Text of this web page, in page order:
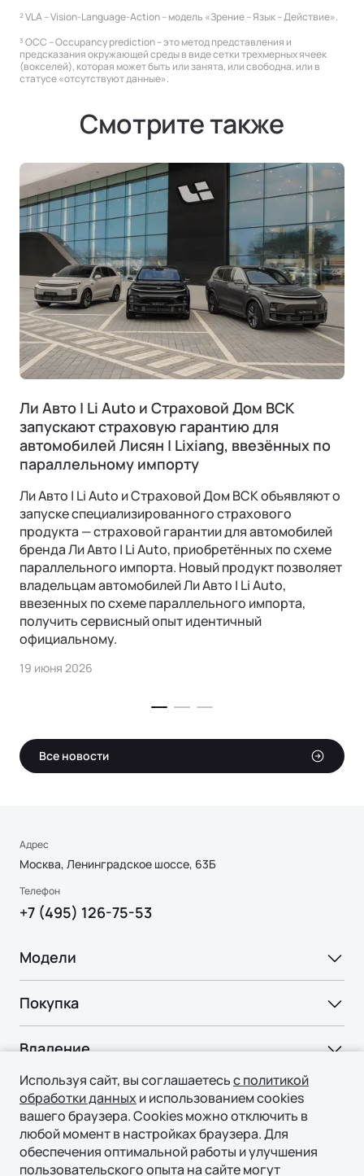
² VLA – Vision-Language-Action – модель «Зрение – Язык – Действие».
³ OCC – Occupancy prediction – это метод представления и
предсказания окружающей среды в виде сетки трехмерных ячеек
(вокселей), которая может быть или занята, или свободна, или в
статусе «отсутствуют данные».
Смотрите также
Ли Авто | Li Auto и Страховой Дом ВСК
запускают страховую гарантию для
автомобилей Лисян | Lixiang, ввезённых по
параллельному импорту
Ли Авто | Li Auto и Страховой Дом ВСК объявляют о
запуске специализированного страхового
продукта — страховой гарантии для автомобилей
бренда Ли Авто | Li Auto, приобретённых по схеме
параллельного импорта. Новый продукт позволяет
владельцам автомобилей Ли Авто | Li Auto,
ввезенных по схеме параллельного импорта,
получить сервисный опыт идентичный
официальному.
19 июня 2026
Все новости
Адрес
Москва, Ленинградское шоссе, 63Б
Телефон
+7 (495) 126-75-53
Модели
Ли Л7 | Li L7
Ли Л9 | Li L9
Покупка
Тест-драйв
Специальные предложения
Авто в наличии
Владение
СЕРВИС
Официальный сервис
Регламент ТО
ПОДДЕРЖКА
Технологии
ТЕХНОЛОГИИ ЛИ АВТО | LI AUTO
REEV-платформа
О нас
Используя сайт, вы соглашаетесьс политикой
обработки данных и использованием cookies
вашего браузера. Cookies можно отключить в
любой момент в настройках браузера. Для
обеспечения оптимальной работы и улучшения
пользовательского опыта на сайте могут